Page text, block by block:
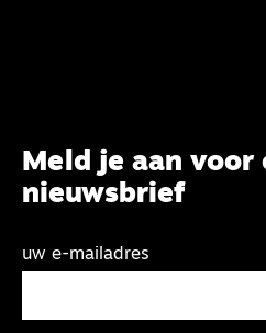
Meld je aan voor
nieuwsbrief
uw e-mailadres